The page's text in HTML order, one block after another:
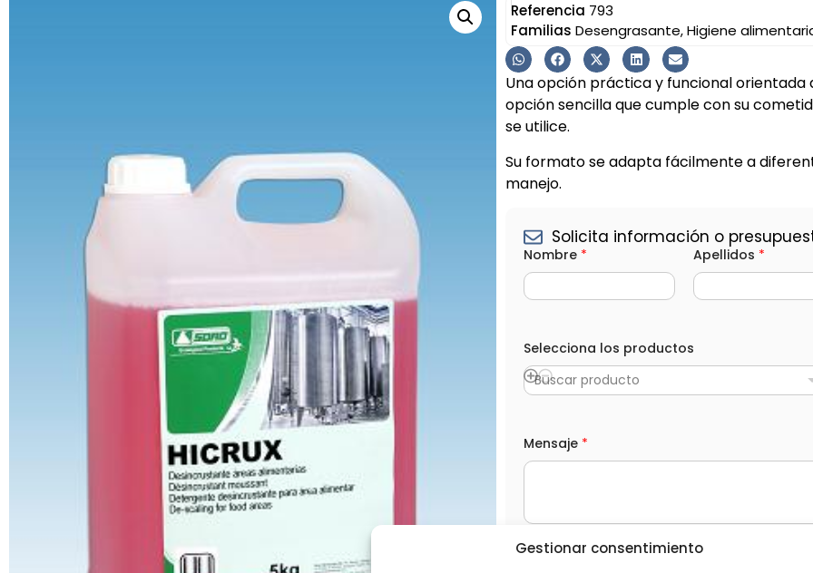
Gestionar consentimiento
Referencia 793
Familias Desengrasante,Higiene
Una opción práctica y funcional
opción sencilla que cumple con su
se utilice.
Su formato se adapta fácilmente a
manejo.
Solicita información o
Nombre * Apellidos *
l
e
c
c
n
a
l
i
Selecciona los productos
Buscar producto
Mensaje *
L